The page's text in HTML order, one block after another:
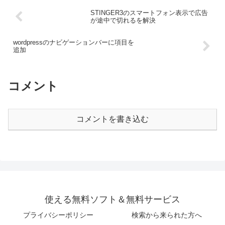
STINGER3のスマートフォン表示で広告
が途中で切れるを解決
wordpressのナビゲーションバーに項目を
追加
コメント
コメントを書き込む
使える無料ソフト＆無料サービス
プライバシーポリシー
検索から来られた方へ